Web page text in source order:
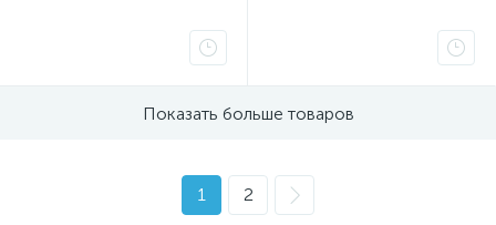
Показать больше товаров
1 2